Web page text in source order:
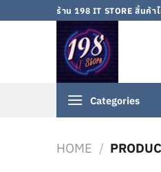
to
ร้าน 198 IT STORE สิ้นค้
Categories
HOME /